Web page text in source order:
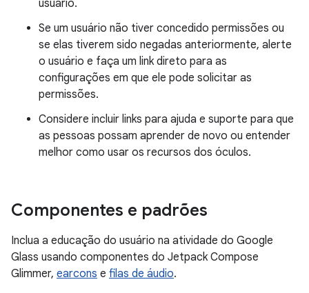
usuário.
Se um usuário não tiver concedido permissões ou
se elas tiverem sido negadas anteriormente, alerte
o usuário e faça um link direto para as
configurações em que ele pode solicitar as
permissões.
Considere incluir links para ajuda e suporte para que
as pessoas possam aprender de novo ou entender
melhor como usar os recursos dos óculos.
Componentes e padrões
Inclua a educação do usuário na atividade do Google
Glass usando componentes do Jetpack Compose
Glimmer, earcons e filas de áudio.